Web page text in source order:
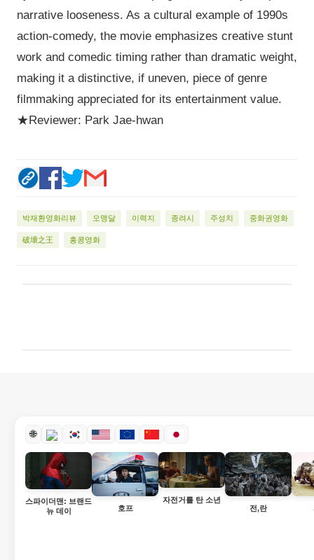
narrative looseness. As a cultural example of 1990s
action-comedy, the movie emphasizes creative stunt
work and comedic timing rather than dramatic weight,
making it a distinctive, if uneven, piece of genre
filmmaking appreciated for its entertainment value.
★Reviewer: Park Jae-hwan
박재환영화리뷰 오맹달 이력지 종려시 주성치 중화권영화
破壞之王 홍콩영화
🌐
스파이더맨: 브랜드
뉴 데이
호프
자전거를 탄 소년
전,란